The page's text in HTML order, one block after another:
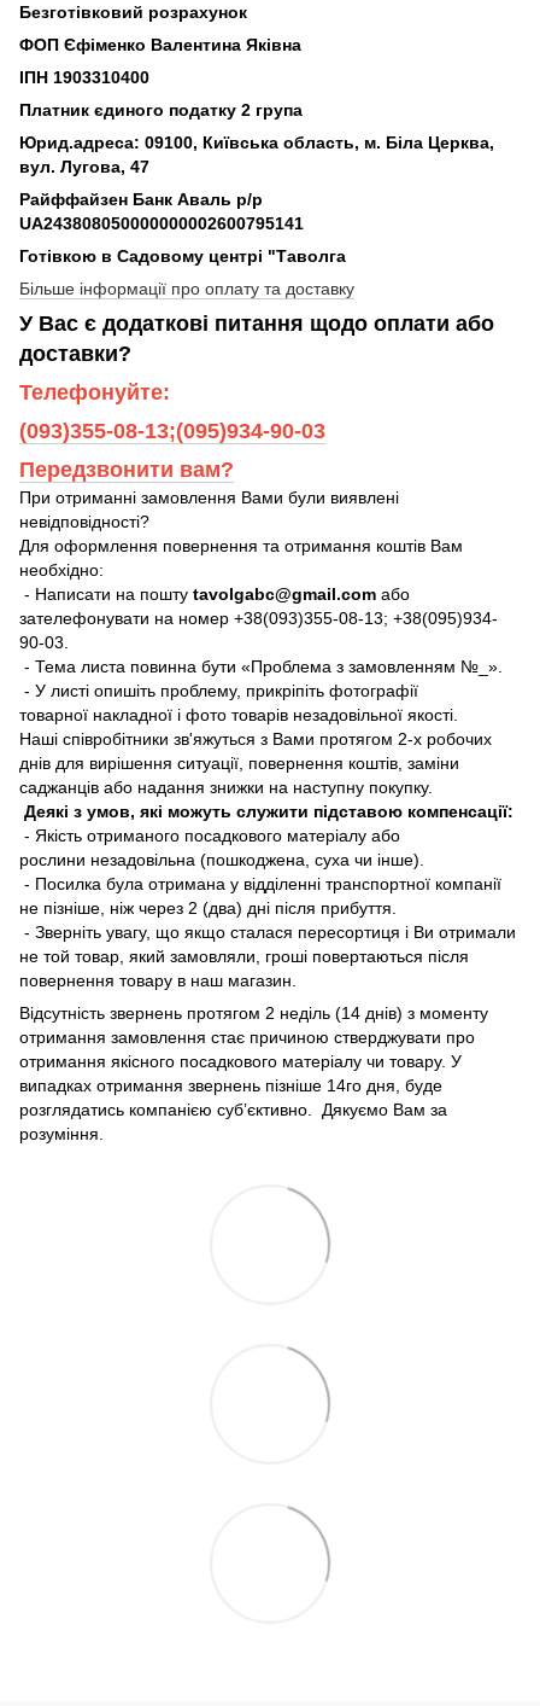
Безготівковий розрахунок
ФОП Єфіменко Валентина Яківна
ІПН 1903310400
Платник єдиного податку 2 група
Юрид.адреса: 09100, Київська область, м. Біла Церква,
вул. Лугова, 47
Райффайзен Банк Аваль р/р
UA243808050000000002600795141
Готівкою в Садовому центрі "Таволга
Більше інформації про оплату та доставку
У Вас є додаткові питання щодо оплати або
доставки?
Телефонуйте:
(093)355-08-13;(095)934-90-03
Передзвонити вам?
При отриманні замовлення Вами були виявлені
невідповідності?
Для оформлення повернення та отримання коштів Вам
необхідно:
- Написати на пошту tavolgabc@gmail.com або
зателефонувати на номер +38(093)355-08-13; +38(095)934-
90-03.
- Тема листа повинна бути «Проблема з замовленням №_».
- У листі опишіть проблему, прикріпіть фотографії
товарної накладної і фото товарів незадовільної якості.
Наші співробітники зв'яжуться з Вами протягом 2-х робочих
днів для вирішення ситуації, повернення коштів, заміни
саджанців або надання знижки на наступну покупку.
Деякі з умов, які можуть служити підставою компенсації:
- Якість отриманого посадкового матеріалу або
рослини незадовільна (пошкоджена, суха чи інше).
- Посилка була отримана у відділенні транспортної компанії
не пізніше, ніж через 2 (два) дні після прибуття.
- Зверніть увагу, що якщо сталася пересортиця і Ви отримали
не той товар, який замовляли, гроші повертаються після
повернення товару в наш магазин.
Відсутність звернень протягом 2 неділь (14 днів) з моменту
отримання замовлення стає причиною стверджувати про
отримання якісного посадкового матеріалу чи товару. У
випадках отримання звернень пізніше 14го дня, буде
розглядатись компанією суб’єктивно. Дякуємо Вам за
розуміння.